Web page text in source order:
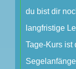
du bist dir
langfristige
Tage-Kurs ist